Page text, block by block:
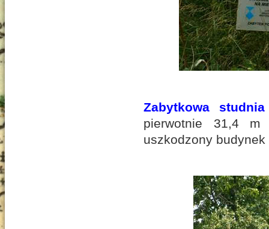
Zabytkowa studnia
pierwotnie 31,4 m
uszkodzony